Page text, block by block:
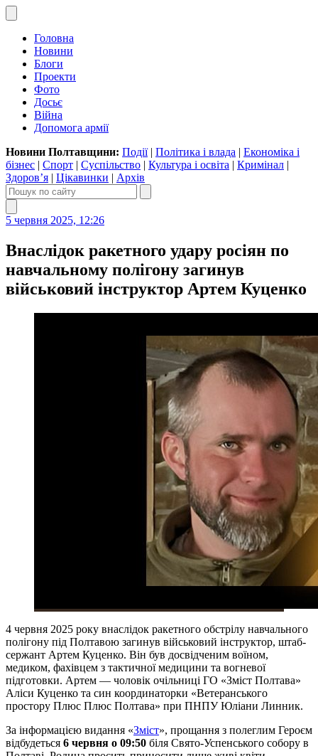
Головна
Новини
Блоги
Проекти
Фото
Досьє
Війна
Допомога армії
Новини Полтавщини: Події| Політика і влада | Економіка і
бізнес | Спорт | Суспільство | Культура і освіта | Кримінал |
Здоров’я | Цікавинки | Архів
5 червня 2025, 12:26
Внаслідок ракетного удару росіян по
навчальному полігону загинув
військовий інструктор Артем Куценко
4 червня 2025 року внаслідок ракетного обстрілу навчального
полігону під Полтавою загинув військовий інструктор, штаб-
сержант Артем Куценко. Він був досвідченим воїном,
медиком, фахівцем з тактичної медицини та вогневої
підготовки. Артем — чоловік очільниці ГО «Зміст Полтава»
Аліси Куценко та син координаторки «Ветеранського
простору Плюс Плюс Полтава» при ПНПУ Юліани Линник.
За інформацією видання «Зміст», прощання з полеглим Героєм
відбудеться 6 червня о 09:50 біля Свято-Успенського собору в